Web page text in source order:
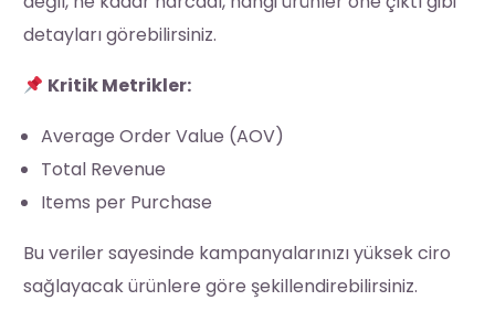
detayları görebilirsiniz.
Kritik Metrikler:
Average Order Value (AOV)
Total Revenue
Items per Purchase
Bu veriler sayesinde kampanyalarınızı yüksek ciro
sağlayacak ürünlere göre şekillendirebilirsiniz.